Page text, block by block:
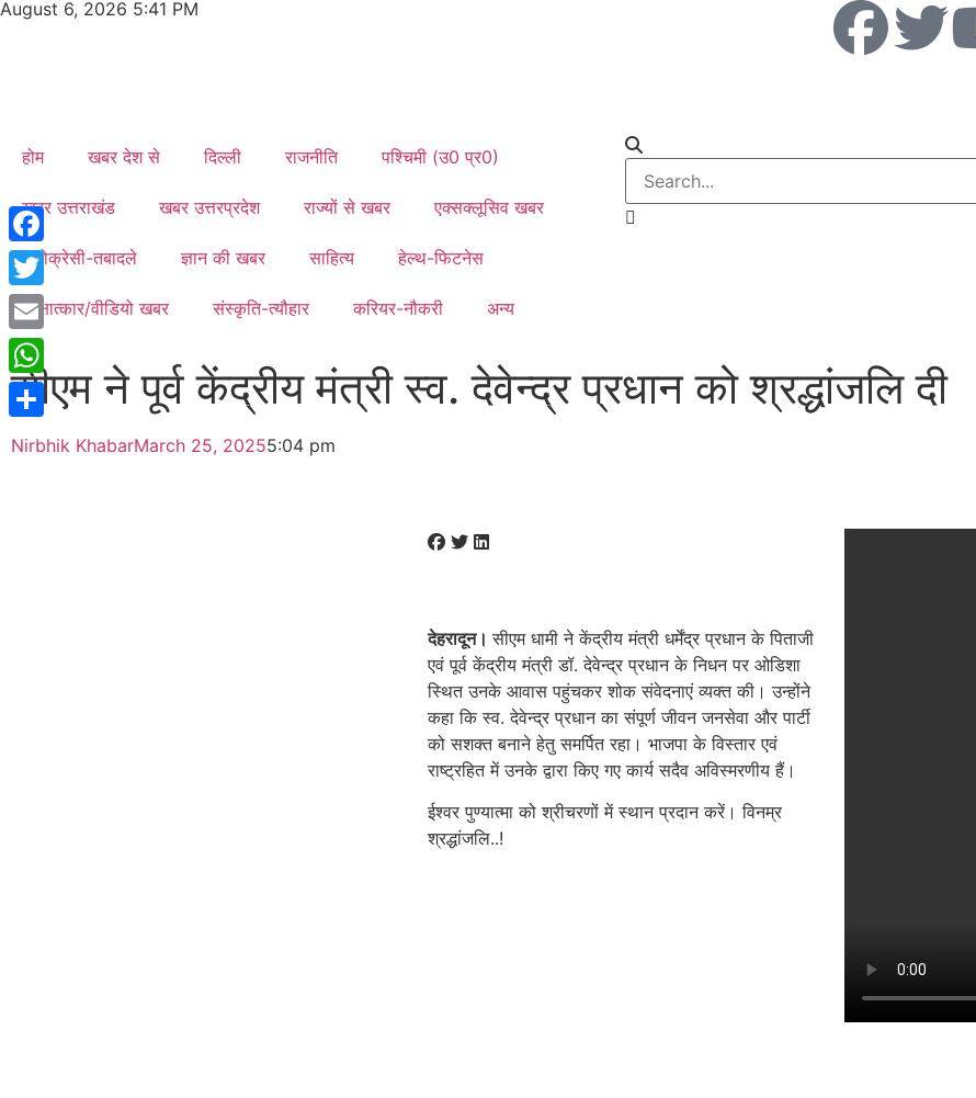
August 6, 2026 5:41 PM
होम खबर देश से दिल्ली राजनीति पश्चिमी (उ0 प्र0)
खबर उत्तराखंड खबर उत्तरप्रदेश राज्यों से खबर एक्सक्लूसिव खबर
ब्यूरोक्रेसी-तबादले ज्ञान की खबर साहित्य हेल्थ-फिटनेस
साक्षात्कार/वीडियो खबर संस्कृति-त्यौहार करियर-नौकरी अन्य
सीएम ने पूर्व केंद्रीय मंत्री स्व. देवेन्द्र प्रधान को श्रद्धांजलि दी
Nirbhik KhabarMarch 25, 20255:04 pm
देहरादून। सीएम धामी ने केंद्रीय मंत्री धर्मेंद्र प्रधान के पिताजी
एवं पूर्व केंद्रीय मंत्री डॉ. देवेन्द्र प्रधान के निधन पर ओडिशा
स्थित उनके आवास पहुंचकर शोक संवेदनाएं व्यक्त की। उन्होंने
कहा कि स्व. देवेन्द्र प्रधान का संपूर्ण जीवन जनसेवा और पार्टी
को सशक्त बनाने हेतु समर्पित रहा। भाजपा के विस्तार एवं
राष्ट्रहित में उनके द्वारा किए गए कार्य सदैव अविस्मरणीय हैं।
ईश्वर पुण्यात्मा को श्रीचरणों में स्थान प्रदान करें। विनम्र
श्रद्धांजलि..!
Facebook
Twitter
Email
WhatsApp
Share